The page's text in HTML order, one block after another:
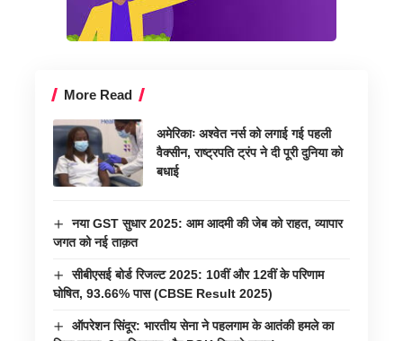
More Read
अमेरिकाः अश्वेत नर्स को लगाई गई पहली
वैक्सीन, राष्ट्रपति ट्रंप ने दी पूरी दुनिया को
बधाई
नया GST सुधार 2025: आम आदमी की जेब को राहत, व्यापार
जगत को नई ताक़त
सीबीएसई बोर्ड रिजल्ट 2025: 10वीं और 12वीं के परिणाम
घोषित, 93.66% पास (CBSE Result 2025)
ऑपरेशन सिंदूर: भारतीय सेना ने पहलगाम के आतंकी हमले का